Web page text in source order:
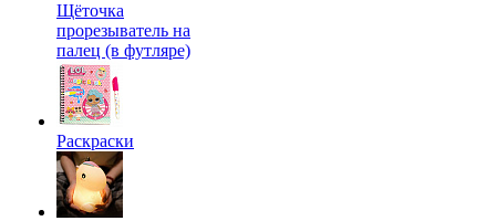
Щёточка
прорезыватель на
палец (в футляре)
Раскраски